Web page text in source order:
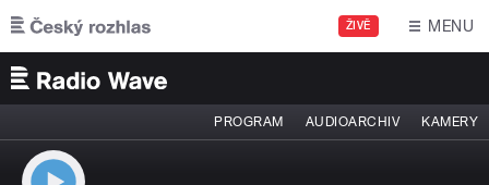
Přejít k hlavnímu obsahu
ŽIVĚ MENU
PROGRAM AUDIOARCHIV KAMERY